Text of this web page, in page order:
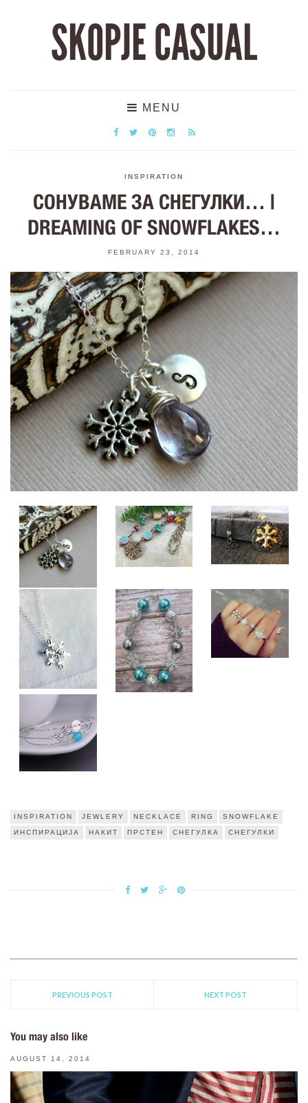
SKOPJE CASUAL
MENU
INSPIRATION
СОНУВАМЕ ЗА СНЕГУЛКИ… |
DREAMING OF SNOWFLAKES…
FEBRUARY 23, 2014
INSPIRATION JEWLERY NECKLACE RING SNOWFLAKE
ИНСПИРАЦИЈА НАКИТ ПРСТЕН СНЕГУЛКА СНЕГУЛКИ
PREVIOUS POST NEXT POST
You may also like
AUGUST 14, 2014